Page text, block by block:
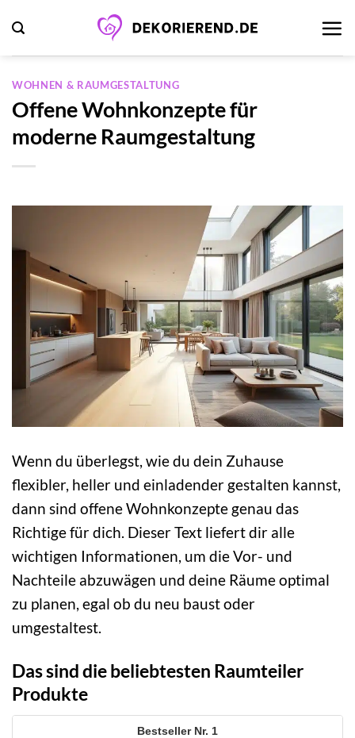
Inhalt
springen
WOHNEN & RAUMGESTALTUNG
Offene Wohnkonzepte für
moderne Raumgestaltung
Wenn du überlegst, wie du dein Zuhause
flexibler, heller und einladender gestalten kannst,
dann sind offene Wohnkonzepte genau das
Richtige für dich. Dieser Text liefert dir alle
wichtigen Informationen, um die Vor- und
Nachteile abzuwägen und deine Räume optimal
zu planen, egal ob du neu baust oder
umgestaltest.
Das sind die beliebtesten Raumteiler
Produkte
1